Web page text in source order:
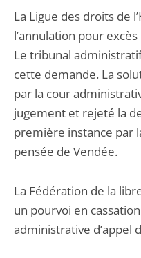
La Ligue des droits de
l’annulation pour
Le tribunal
cette demande. La
par la cour
jugement et rejeté la
première instance par
pensée de Vendée.
La Fédération de la
un pourvoi en
administrative d’appel